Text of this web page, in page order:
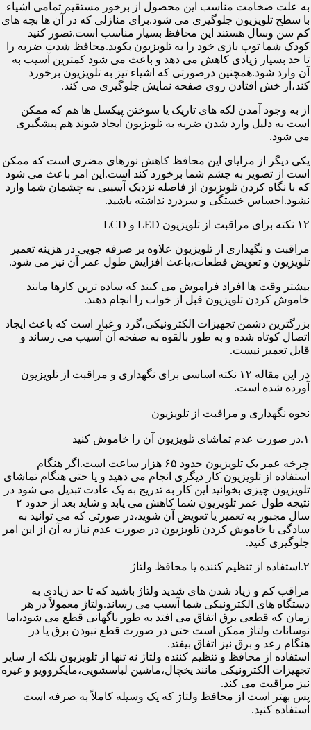
به علت ضخامت مناسب این محصول از برخور مستقیم تمامی اشیاء
با سطح تلویزیون جلوگیری می شود.برای منازلی که در آن ها بچه های
کم سن وسال هستند این محافظ بسیار مناسب است.تصور کنید
کودک شما توپ بازی خود را به تلویزیون بکوبد.محافظ شدت ضربه را
تا حد بسیار زیادی کاهش می دهد و باعث می شود کمترین آسیب به
آن وارد شود.همچنین درصورتی که اشیاء تیز به تلویزیون برخورد
کند،از خش افتادن روی صفحه نمایش جلوگیری می کند.
از به وجود آمدن لکه های تاریک یا سوختن پیکسل ها هم که ممکن
است به دلیل وارد شدن ضربه به تلویزیون ایجاد شوند هم پیشگیری
می شود.
یکی دیگر از مزایای این محافظ کاهش نورهای مضری است که ممکن
است از تصویر به چشم شما برخورد کند است.این امر باعث می شود
که با نگاه کردن تلویزیون از فاصله نزدیک آسیبی به چشمان شما وارد
نشود.احساس خستگی و سردرد نداشته باشید.
۱۲ نکته برای مراقبت از تلویزیون LED و LCD
مراقبت و نگهداری از تلویزیون علاوه بر صرفه جویی در هزینه تعمیر
تلویزیون و تعویض قطعات،باعث افزایش طول عمر آن نیز می شود.
بیشتر وقت ها افراد فراموش می کنند که ساده ترین کارها مانند
خاموش کردن تلویزیون قبل از خواب را انجام دهند.
بزرگترین دشمن تجهیزات الکترونیکی،گرد و غبار است که باعث ایجاد
اتصال کوتاه شده و به طور بالقوه به صفحه آن آسیب می رساند و
قابل تعمیر نیست.
در این مقاله ۱۲ نکته اساسی برای نگهداری و مراقبت از تلویزیون
آورده شده است.
نحوه نگهداری و مراقبت از تلویزیون
۱.در صورت عدم تماشای تلویزیون آن را خاموش کنید
چرخه عمر یک تلویزیون حدود ۶۵ هزار ساعت است.اگر هنگام
استفاده از تلویزیون کار دیگری انجام می دهید و یا حتی هنگام تماشای
تلویزیون چیزی بخوانید این کار به تدریج به یک عادت تبدیل می شود در
نتیجه طول عمر تلویزیون شما کاهش می یابد و شاید بعد از حدود ۲
سال مجبور به تعمیر یا تعویض آن شوید،در صورتی که می توانید به
سادگی با خاموش کردن تلویزیون در صورت عدم نیاز به آن از این امر
جلوگیری کنید.
۲.استفاده از تنظیم کننده یا محافظ ولتاژ
مراقب کم و زیاد شدن های شدید ولتاژ باشید که تا حد زیادی به
دستگاه های الکترونیکی شما آسیب می رساند.ولتاژ معمولاً در هر
زمان که قطعی برق اتفاق می افتد به طور ناگهانی قطع می شود،اما
نوسانات ولتاژ ممکن است حتی در صورت قطع نبودن برق یا در
هنگام رعد و برق نیز اتفاق بیفتد.
استفاده از محافظ و تنظیم کننده ولتاژ نه تنها از تلویزیون بلکه از سایر
تجهیزات الکترونیکی مانند یخچال،ماشین لباسشویی،مایکروویو و غیره
نیز مراقبت می کند.
پس بهتر است از محافظ ولتاژ که یک وسیله کاملاً به صرفه است
استفاده کنید.